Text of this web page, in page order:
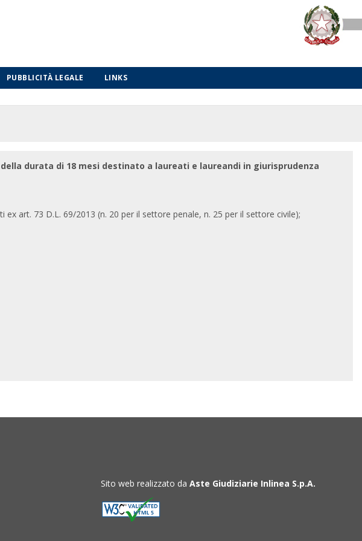
PUBBLICITÀ LEGALE
LINKS
durata di 18 mesi destinato a laureati e laureandi in giurisprudenza
ex art. 73 D.L. 69/2013 (n. 20 per il settore penale, n. 25 per il settore civile);
Sito web realizzato da Aste Giudiziarie Inlinea S.p.A.